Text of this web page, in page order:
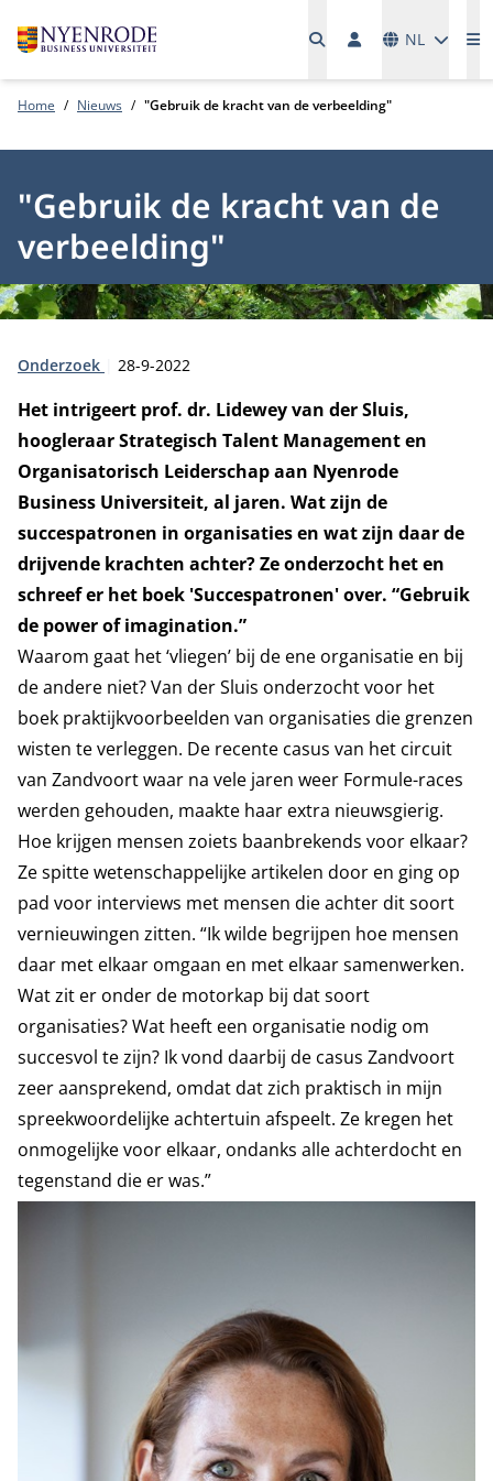
NL
Home Nieuws "Gebruik de kracht van de verbeelding"
"Gebruik de kracht van de
verbeelding"
Type:
Onderzoek Publicatiedatum:
28-9-2022
Het intrigeert prof. dr. Lidewey van der Sluis,
hoogleraar Strategisch Talent Management en
Organisatorisch Leiderschap aan Nyenrode
Business Universiteit, al jaren. Wat zijn de
succespatronen in organisaties en wat zijn daar de
drijvende krachten achter? Ze onderzocht het en
schreef er het boek 'Succespatronen' over. “Gebruik
de power of imagination.”
Waarom gaat het ‘vliegen’ bij de ene organisatie en bij
de andere niet? Van der Sluis onderzocht voor het
boek praktijkvoorbeelden van organisaties die grenzen
wisten te verleggen. De recente casus van het circuit
van Zandvoort waar na vele jaren weer Formule-races
werden gehouden, maakte haar extra nieuwsgierig.
Hoe krijgen mensen zoiets baanbrekends voor elkaar?
Ze spitte wetenschappelijke artikelen door en ging op
pad voor interviews met mensen die achter dit soort
vernieuwingen zitten. “Ik wilde begrijpen hoe mensen
daar met elkaar omgaan en met elkaar samenwerken.
Wat zit er onder de motorkap bij dat soort
organisaties? Wat heeft een organisatie nodig om
succesvol te zijn? Ik vond daarbij de casus Zandvoort
zeer aansprekend, omdat dat zich praktisch in mijn
spreekwoordelijke achtertuin afspeelt. Ze kregen het
onmogelijke voor elkaar, ondanks alle achterdocht en
tegenstand die er was.”